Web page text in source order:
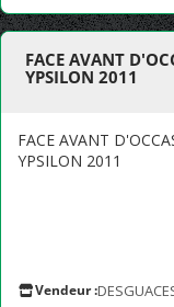
FACE AVANT
YPSILON 2011
FACE AVANT
YPSILON 2011
Vendeur :